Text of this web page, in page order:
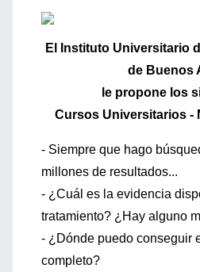
El Instituto Universitario
de Buenos
le propone los
Cursos Universitarios -
- Siempre que hago
millones de resultados...
- ¿Cuál es la evidencia
tratamiento? ¿Hay alguno
- ¿Dónde puedo conseguir
completo?